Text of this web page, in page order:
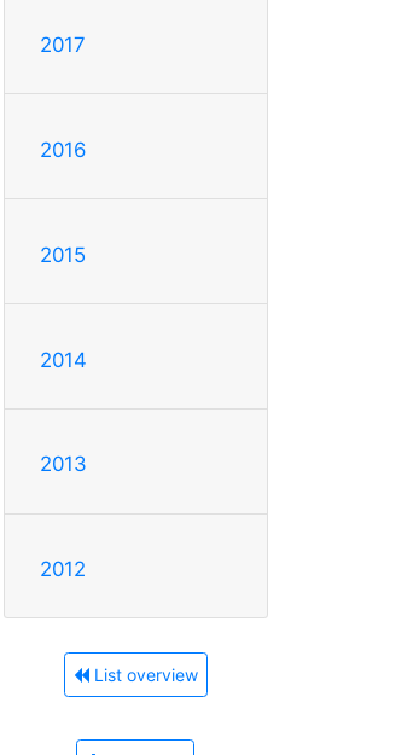
2017
2016
2015
2014
2013
2012
List overview